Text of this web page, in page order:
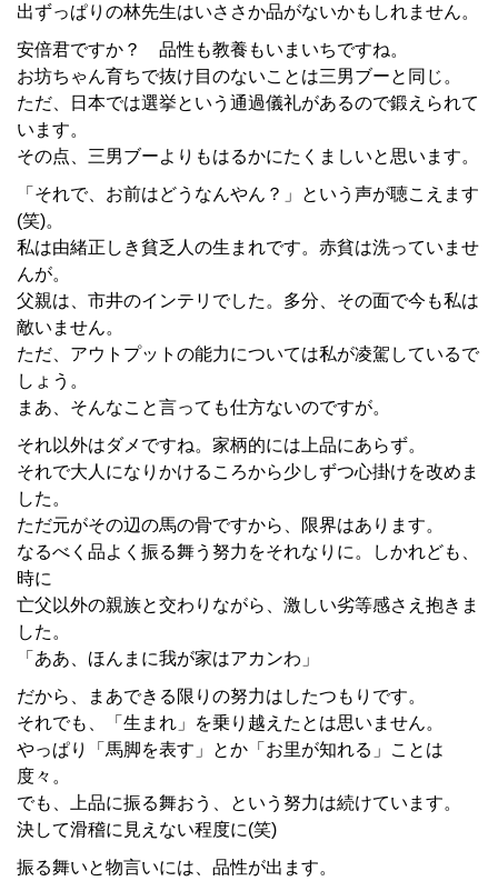
出ずっぱりの林先生はいささか品がないかもしれません。
安倍君ですか？ 品性も教養もいまいちですね。
お坊ちゃん育ちで抜け目のないことは三男ブーと同じ。
ただ、日本では選挙という通過儀礼があるので鍛えられて
います。
その点、三男ブーよりもはるかにたくましいと思います。
「それで、お前はどうなんやん？」という声が聴こえます
(笑)。
私は由緒正しき貧乏人の生まれです。赤貧は洗っていませ
んが。
父親は、市井のインテリでした。多分、その面で今も私は
敵いません。
ただ、アウトプットの能力については私が凌駕しているで
しょう。
まあ、そんなこと言っても仕方ないのですが。
それ以外はダメですね。家柄的には上品にあらず。
それで大人になりかけるころから少しずつ心掛けを改めま
した。
ただ元がその辺の馬の骨ですから、限界はあります。
なるべく品よく振る舞う努力をそれなりに。しかれども、
時に
亡父以外の親族と交わりながら、激しい劣等感さえ抱きま
した。
「ああ、ほんまに我が家はアカンわ」
だから、まあできる限りの努力はしたつもりです。
それでも、「生まれ」を乗り越えたとは思いません。
やっぱり「馬脚を表す」とか「お里が知れる」ことは
度々。
でも、上品に振る舞おう、という努力は続けています。
決して滑稽に見えない程度に(笑)
振る舞いと物言いには、品性が出ます。